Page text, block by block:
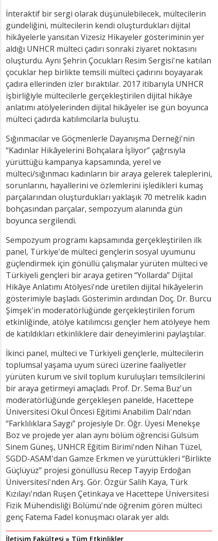
İnteraktif bir sergi olarak düşünülebilecek, mültecilerin
gündeliğini, mültecilerin kendi oluşturdukları dijital
hikâyelerle yansıtan Vizesiz Hikayeler gösteriminin yer
aldığı UNHCR mülteci çadırı sonraki ziyaret noktasını
oluşturdu. Aynı Şehrin Çocukları Resim Sergisi'ne katılan
çocuklar hep birlikte temsili mülteci çadırını boyayarak
çadıra ellerinden izler bıraktılar. 2017 itibarıyla UNHCR
işbirliğiyle mültecilerle gerçekleştirilen dijital hikâye
anlatımı atölyelerinden dijital hikâyeler ise gün boyunca
mülteci çadırda katılımcılarla buluştu.
Sığınmacılar ve Göçmenlerle Dayanışma Derneği'nin
“Kadınlar Hikâyelerini Bohçalara İşliyor” çağrısıyla
yürüttüğü kampanya kapsamında, yerel ve
mülteci/sığınmacı kadınların bir araya gelerek taleplerini,
sorunlarını, hayallerini ve özlemlerini işledikleri kumaş
parçalarından oluşturdukları yaklaşık 70 metrelik kadın
bohçasından parçalar, sempozyum alanında gün
boyunca sergilendi.
Sempozyum programı kapsamında gerçekleştirilen ilk
panel, Türkiye'de mülteci gençlerin sosyal uyumunu
güçlendirmek için gönüllü çalışmalar yürüten mülteci ve
Türkiyeli gençleri bir araya getiren “Yollarda” Dijital
Hikâye Anlatımı Atölyesi'nde üretilen dijital hikâyelerin
gösterimiyle başladı. Gösterimin ardından Doç. Dr. Burcu
Şimşek'in moderatörlüğünde gerçekleştirilen forum
etkinliğinde, atölye katılımcısı gençler hem atölyeye hem
de katıldıkları etkinliklere dair deneyimlerini paylaştılar.
İkinci panel, mülteci ve Türkiyeli gençlerle, mültecilerin
toplumsal yaşama uyum süreci üzerine faaliyetler
yürüten kurum ve sivil toplum kuruluşları temsilcilerini
bir araya getirmeyi amaçladı. Prof. Dr. Sema Buz'un
moderatörlüğünde gerçekleşen panelde, Hacettepe
Üniversitesi Okul Öncesi Eğitimi Anabilim Dalı'ndan
“Farklılıklara Saygı” projesiyle Dr. Öğr. Üyesi Menekşe
Boz ve projede yer alan aynı bölüm öğrencisi Gülsüm
Sinem Güneş, UNHCR Eğitim Birimi'nden Nihan Tüzel,
SGDD-ASAM'dan Gamze Erkmen ve yürüttükleri “Birlikte
Güçlüyüz” projesi gönüllüsü Recep Tayyip Erdoğan
Üniversitesi'nden Arş. Gör. Özgür Salih Kaya, Türk
Kızılayı'ndan Ruşen Çetinkaya ve Hacettepe Üniversitesi
Fizik Mühendisliği Bölümü'nde öğrenim gören mülteci
genç Fatema Fadel konuşmacı olarak yer aldı.
İletişim Fakültesi » Tüm Etkinlikler